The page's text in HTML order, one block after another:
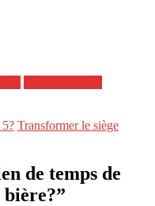
Transformer le siège
de temps de
”